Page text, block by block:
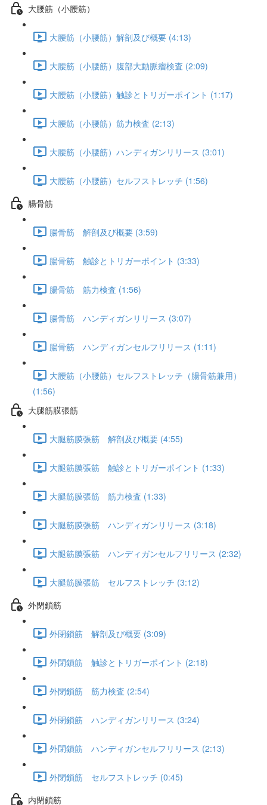
大腰筋（小腰筋）
大腰筋（小腰筋）解剖及び概要 (4:13)
大腰筋（小腰筋）腹部大動脈瘤検査 (2:09)
大腰筋（小腰筋）触診とトリガーポイント (1:17)
大腰筋（小腰筋）筋力検査 (2:13)
大腰筋（小腰筋）ハンディガンリリース (3:01)
大腰筋（小腰筋）セルフストレッチ (1:56)
腸骨筋
腸骨筋 解剖及び概要 (3:59)
腸骨筋 触診とトリガーポイント (3:33)
腸骨筋 筋力検査 (1:56)
腸骨筋 ハンディガンリリース (3:07)
腸骨筋 ハンディガンセルフリリース (1:11)
大腰筋（小腰筋）セルフストレッチ（腸骨筋兼用）
(1:56)
大腿筋膜張筋
大腿筋膜張筋 解剖及び概要 (4:55)
大腿筋膜張筋 触診とトリガーポイント (1:33)
大腿筋膜張筋 筋力検査 (1:33)
大腿筋膜張筋 ハンディガンリリース (3:18)
大腿筋膜張筋 ハンディガンセルフリリース (2:32)
大腿筋膜張筋 セルフストレッチ (3:12)
外閉鎖筋
外閉鎖筋 解剖及び概要 (3:09)
外閉鎖筋 触診とトリガーポイント (2:18)
外閉鎖筋 筋力検査 (2:54)
外閉鎖筋 ハンディガンリリース (3:24)
外閉鎖筋 ハンディガンセルフリリース (2:13)
外閉鎖筋 セルフストレッチ (0:45)
内閉鎖筋